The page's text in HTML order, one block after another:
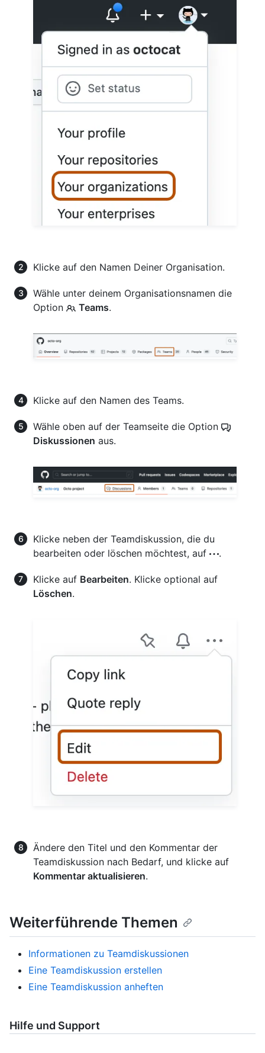
Klicke auf den Namen Deiner Organisation.
Wähle unter deinem Organisationsnamen die
Option
Teams.
Klicke auf den Namen des Teams.
Wähle oben auf der Teamseite die Option
Diskussionen aus.
Klicke neben der Teamdiskussion, die du
bearbeiten oder löschen möchtest, auf
.
Klicke auf Bearbeiten. Klicke optional auf
Löschen.
Ändere den Titel und den Kommentar der
Teamdiskussion nach Bedarf, und klicke auf
Kommentar aktualisieren.
Weiterführende Themen
Informationen zu Teamdiskussionen
Eine Teamdiskussion erstellen
Eine Teamdiskussion anheften
Hilfe und Support